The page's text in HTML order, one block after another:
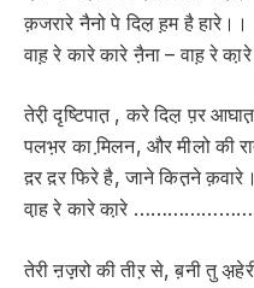
क़जरारे नैनो पे दिल़ ह़म है हारे।।
वाह़ रे कारे कारे नै़ना – वाह़ रे
तेरी़ दृष्टिपात़ , करे दिल़ प़र
पलभ़र का मि़लन, और मीलो की
द़र द़र फिरे है, जाने कित़ने क़वारे।
वा़ह रे कारे का़रे
तेरी ऩज़़रो की तीऱ से, ब़नी तु